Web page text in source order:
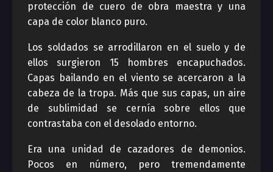
protección de cuero de obra maestra y una
capa de color blanco puro.
Los soldados se arrodillaron en el suelo y de
ellos surgieron 15 hombres encapuchados.
Capas bailando en el viento se acercaron a la
cabeza de la tropa. Más que sus capas, un aire
de sublimidad se cernía sobre ellos que
contrastaba con el desolado entorno.
Era una unidad de cazadores de demonios.
Pocos en número, pero tremendamente